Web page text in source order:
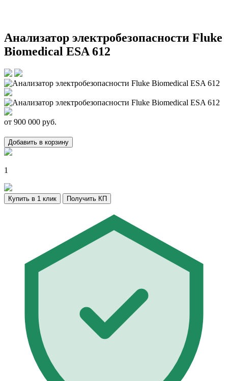
Анализатор электробезопасности Fluke
Biomedical ESA 612
от 900 000 руб.
Добавить в корзину
1
Купить в 1 клик Получить КП